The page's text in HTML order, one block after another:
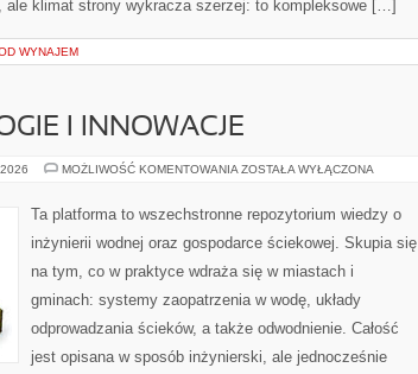
ale klimat strony wykracza szerzej: to kompleksowe […]
WYNAJEM
I INNOWACJE
MOŻLIWOŚĆ KOMENTOWANIA NOWE
INNOWACJE
ZOSTAŁA WYŁĄCZONA
Ta platforma to wszechstronne repozytorium wiedzy o
inżynierii wodnej oraz gospodarce ściekowej. Skupia się
na tym, co w praktyce wdraża się w miastach i
gminach: systemy zaopatrzenia w wodę, układy
odprowadzania ścieków, a także odwodnienie. Całość
jest opisana w sposób inżynierski, ale jednocześnie